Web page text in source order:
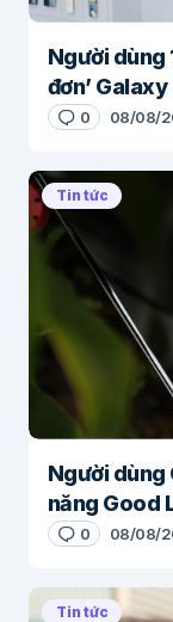
Người dùng
đơn’
0 08/08/
Tin tức
Người dùng
năng Good
0 08/08/
Tin tức